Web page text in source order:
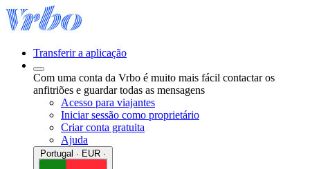
Transferir a aplicação
Com uma conta da Vrbo é muito mais fácil contactar os
anfitriões e guardar todas as mensagens
Acesso para viajantes
Iniciar sessão como proprietário
Criar conta gratuita
Ajuda